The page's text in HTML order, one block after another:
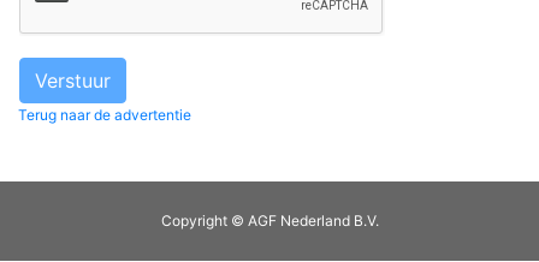
Terug naar de advertentie
Copyright © AGF Nederland B.V.